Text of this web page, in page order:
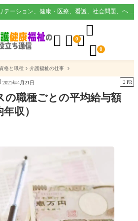
介護保険、福祉情勢、リハビリテーション、健康・医療、看護、社会問題、ヘルスケア業界など様々な切り口から役立つ情報を配信。
  0

 0
資格と職種 介護福祉の仕事
2021年4月21日  PR
の職種ごとの平均給与額
収）